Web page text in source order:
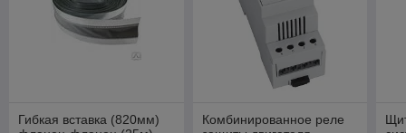
Гибкая вставка (820мм)
Комбинированное реле